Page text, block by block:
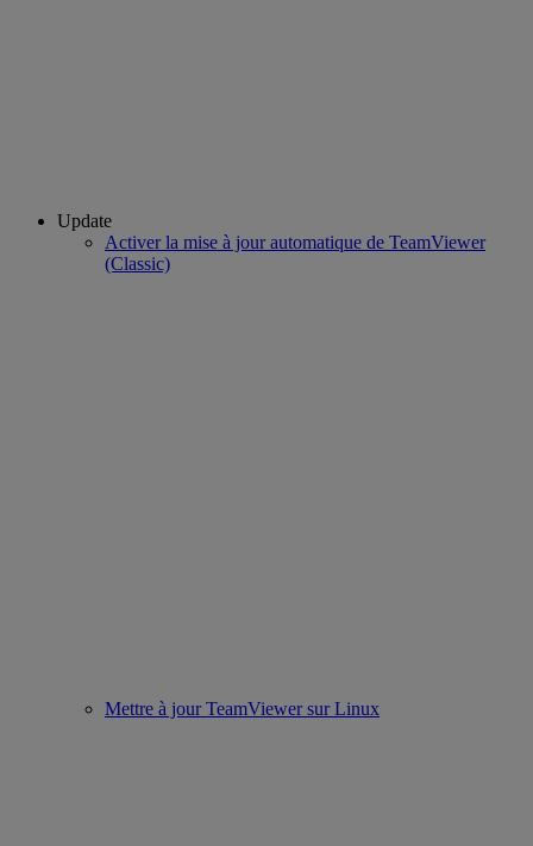
Update
Activer la mise à jour automatique de TeamViewer
(Classic)
Mettre à jour TeamViewer sur Linux